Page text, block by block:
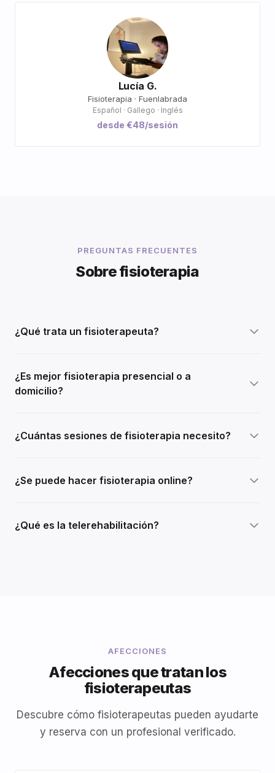
Lucía G.
Fisioterapia · Fuenlabrada
Español · Gallego · Inglés
desde €48/sesión
PREGUNTAS FRECUENTES
Sobre fisioterapia
¿Qué trata un fisioterapeuta?
¿Es mejor fisioterapia presencial o a
domicilio?
¿Cuántas sesiones de fisioterapia necesito?
¿Se puede hacer fisioterapia online?
¿Qué es la telerehabilitación?
AFECCIONES
Afecciones que tratan los
fisioterapeutas
Descubre cómo fisioterapeutas pueden ayudarte
y reserva con un profesional verificado.